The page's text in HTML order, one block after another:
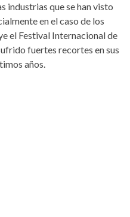
industrias que se han visto
en el caso de los
el Festival Internacional de
fuertes recortes en sus
años.